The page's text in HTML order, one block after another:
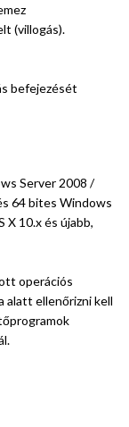
(villogás).
befejezését
Server 2008 /
64 bites Windows
X 10.x és újabb,
operációs
alatt ellenőrizni kell